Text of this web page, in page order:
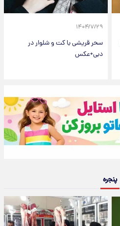
۱۴۰۴/۷/۲۹
سحر قریشی با کت و شلوار در
دبی+عکس
پنجره